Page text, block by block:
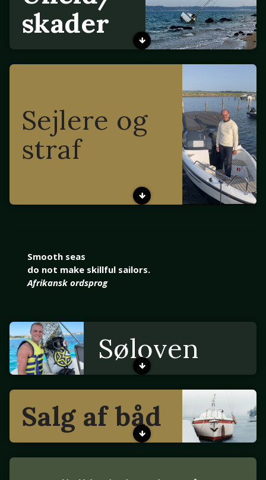
skader
Sejlere og
straf
Smooth seas
do not make skillful sailors.
Afrikansk ordsprog
Søloven
Salg af båd